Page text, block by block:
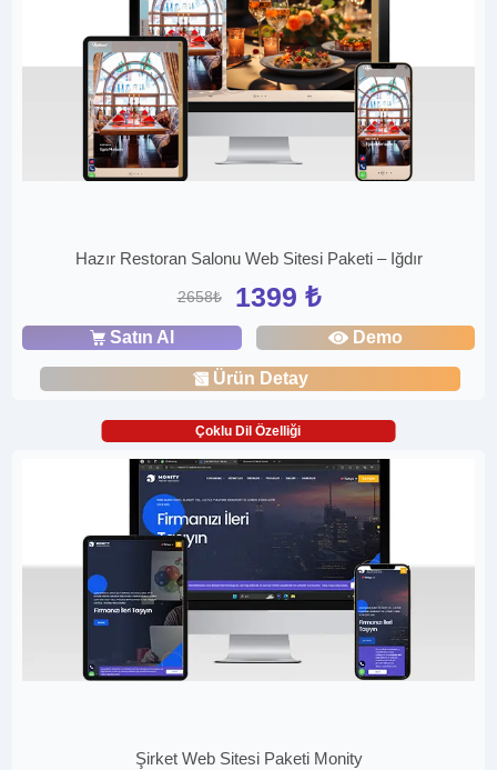
Hazır Restoran Salonu Web Sitesi Paketi – Iğdır
2658₺ 1399 ₺
Satın Al Demo
Ürün Detay
Çoklu Dil Özelliği
Şirket Web Sitesi Paketi Monity